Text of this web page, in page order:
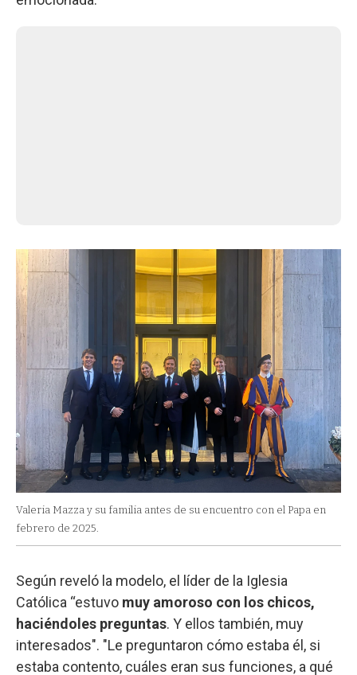
Valeria Mazza y su familia antes de su encuentro con el Papa en
febrero de 2025.
Según reveló la modelo, el líder de la Iglesia
Católica “estuvo muy amoroso con los chicos,
haciéndoles preguntas. Y ellos también, muy
interesados". "Le preguntaron cómo estaba él, si
estaba contento, cuáles eran sus funciones, a qué